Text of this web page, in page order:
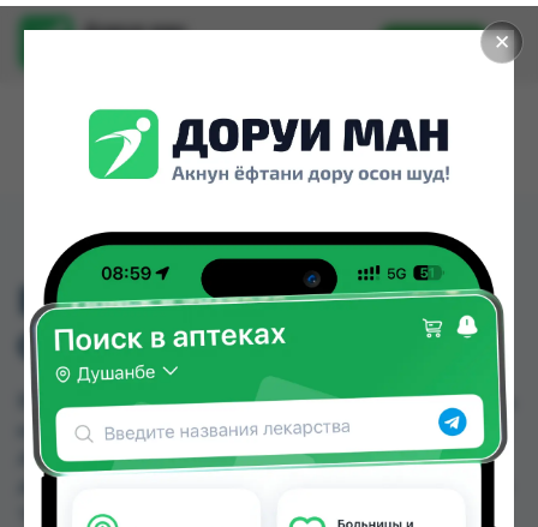
✕
Доруи ман
Установить
ВИПРЕЛАКС КИДС
СИРОП 150МЛ
ВИПРЕЛАКС КИДС СИРОП 150МЛ можно купить
или заказать в аптеках, Авиценна, Аптека + 24/7,
Аптека Алфавит, Аптека Вита, Аптека Нур (Nur),
TJS в Душанбе и других городах Таджикистана